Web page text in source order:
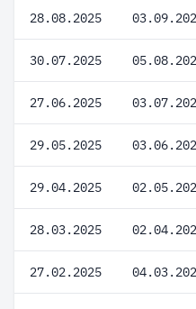
28.08.2025
30.07.2025
27.06.2025
29.05.2025
29.04.2025
28.03.2025
27.02.2025